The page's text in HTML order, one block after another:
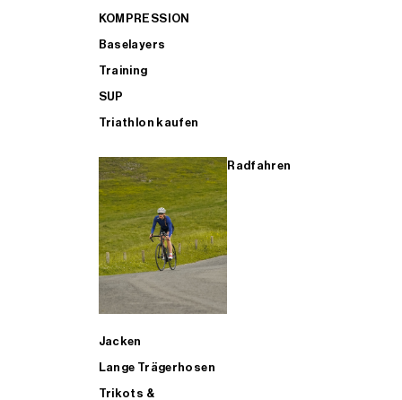
KOMPRESSION
Baselayers
Training
SUP
Triathlon kaufen
Radfahren
Jacken
Lange Trägerhosen
Trikots &